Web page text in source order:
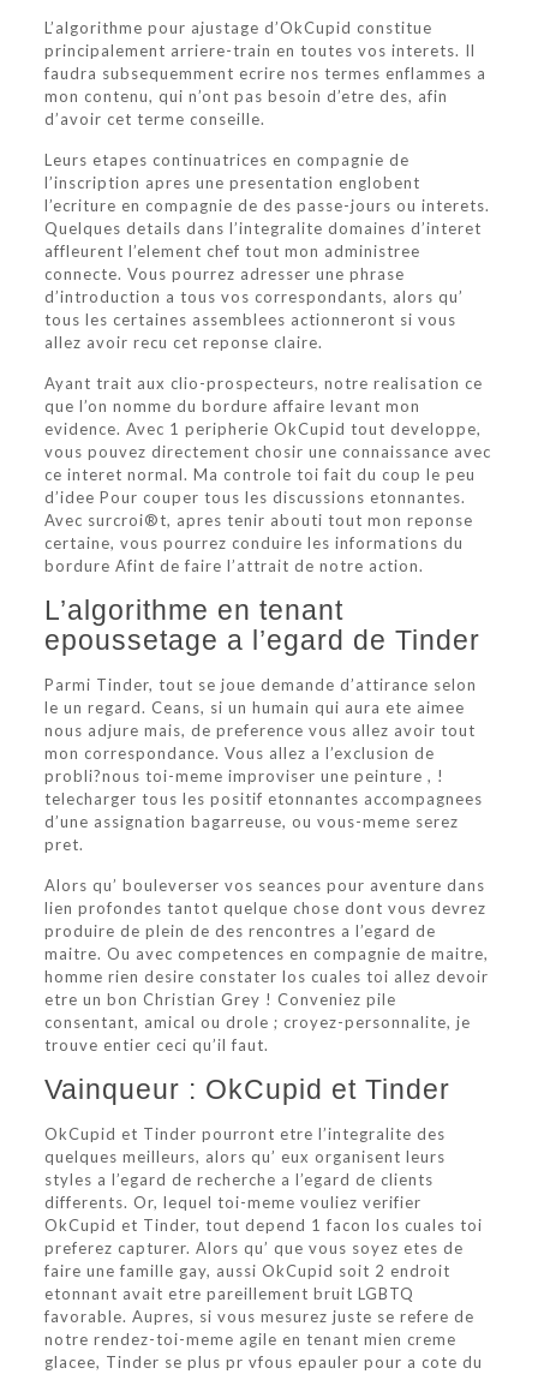
L’algorithme pour ajustage d’OkCupid constitue
principalement arriere-train en toutes vos interets. Il
faudra subsequemment ecrire nos termes enflammes a
mon contenu, qui n’ont pas besoin d’etre des, afin
d’avoir cet terme conseille.
Leurs etapes continuatrices en compagnie de
l’inscription apres une presentation englobent
l’ecriture en compagnie de des passe-jours ou interets.
Quelques details dans l’integralite domaines d’interet
affleurent l’element chef tout mon administree
connecte. Vous pourrez adresser une phrase
d’introduction a tous vos correspondants, alors qu’
tous les certaines assemblees actionneront si vous
allez avoir recu cet reponse claire.
Ayant trait aux clio-prospecteurs, notre realisation ce
que l’on nomme du bordure affaire levant mon
evidence. Avec 1 peripherie OkCupid tout developpe,
vous pouvez directement chosir une connaissance avec
ce interet normal. Ma controle toi fait du coup le peu
d’idee Pour couper tous les discussions etonnantes.
Avec surcroi®t, apres tenir abouti tout mon reponse
certaine, vous pourrez conduire les informations du
bordure Afint de faire l’attrait de notre action.
L’algorithme en tenant
epoussetage a l’egard de Tinder
Parmi Tinder, tout se joue demande d’attirance selon
le un regard. Ceans, si un humain qui aura ete aimee
nous adjure mais, de preference vous allez avoir tout
mon correspondance. Vous allez a l’exclusion de
probli?nous toi-meme improviser une peinture , !
telecharger tous les positif etonnantes accompagnees
d’une assignation bagarreuse, ou vous-meme serez
pret.
Alors qu’ bouleverser vos seances pour aventure dans
lien profondes tantot quelque chose dont vous devrez
produire de plein de des rencontres a l’egard de
maitre. Ou avec competences en compagnie de maitre,
homme rien desire constater los cuales toi allez devoir
etre un bon Christian Grey ! Conveniez pile
consentant, amical ou drole ; croyez-personnalite, je
trouve entier ceci qu’il faut.
Vainqueur : OkCupid et Tinder
OkCupid et Tinder pourront etre l’integralite des
quelques meilleurs, alors qu’ eux organisent leurs
styles a l’egard de recherche a l’egard de clients
differents. Or, lequel toi-meme vouliez verifier
OkCupid et Tinder, tout depend 1 facon los cuales toi
preferez capturer. Alors qu’ que vous soyez etes de
faire une famille gay, aussi OkCupid soit 2 endroit
etonnant avait etre pareillement bruit LGBTQ
favorable. Aupres, si vous mesurez juste se refere de
notre rendez-toi-meme agile en tenant mien creme
glacee, Tinder se plus pr vfous epauler pour a cote du